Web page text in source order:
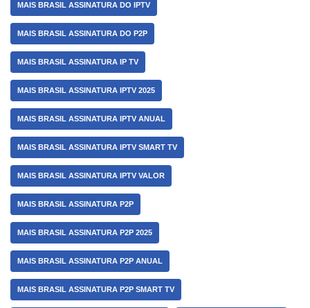
MAIS BRASIL ASSINATURA DO IPTV
MAIS BRASIL ASSINATURA DO P2P
MAIS BRASIL ASSINATURA IP TV
MAIS BRASIL ASSINATURA IPTV 2025
MAIS BRASIL ASSINATURA IPTV ANUAL
MAIS BRASIL ASSINATURA IPTV SMART TV
MAIS BRASIL ASSINATURA IPTV VALOR
MAIS BRASIL ASSINATURA P2P
MAIS BRASIL ASSINATURA P2P 2025
MAIS BRASIL ASSINATURA P2P ANUAL
MAIS BRASIL ASSINATURA P2P SMART TV